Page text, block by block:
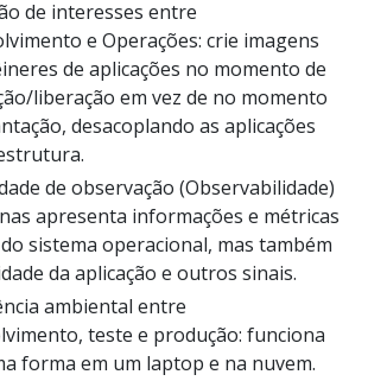
de interesses entre
e Operações: crie imagens
de aplicações no momento de
liberação em vez de no momento
desacoplando as aplicações
de observação (Observabilidade)
apresenta informações e métricas
sistema operacional, mas também
da aplicação e outros sinais.
ambiental entre
teste e produção: funciona
forma em um laptop e na nuvem.